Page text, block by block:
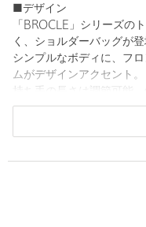
■デザイン
「BROCLE」シリーズの
く、ショルダーバッグが登
シンプルなボディに、フ
ムがデザインアクセント。
もアレンジをお楽しみい
バスケットをイメージさ
すいアイテムです。
OFF WHITE：